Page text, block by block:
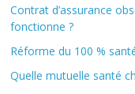
Contrat d’assurance
fonctionne ?
Réforme du 100 %
Quelle mutuelle santé